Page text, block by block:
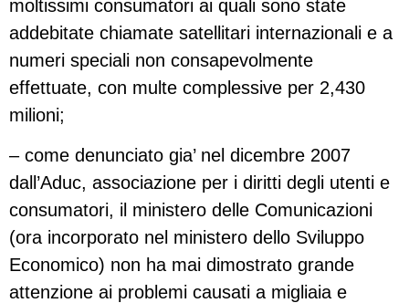
moltissimi consumatori ai quali sono state
addebitate chiamate satellitari internazionali e a
numeri speciali non consapevolmente
effettuate, con multe complessive per 2,430
milioni;
– come denunciato gia’ nel dicembre 2007
dall’Aduc, associazione per i diritti degli utenti e
consumatori, il ministero delle Comunicazioni
(ora incorporato nel ministero dello Sviluppo
Economico) non ha mai dimostrato grande
attenzione ai problemi causati a migliaia e